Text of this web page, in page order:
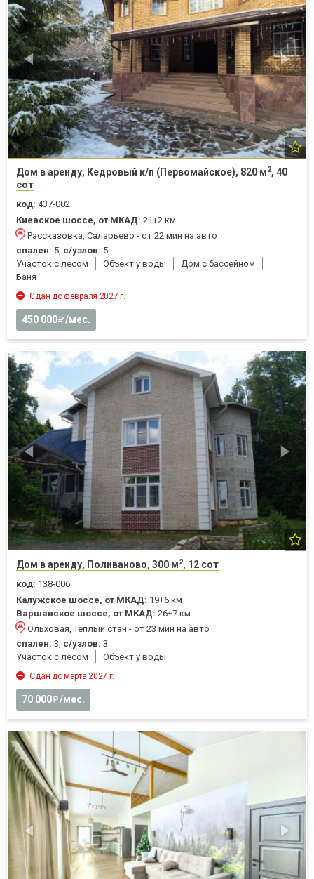
Дом в аренду, Кедровый к/п (Первомайское), 820 м2, 40
сот
код: 437-002
Киевское шоссе, от МКАД: 21+2 км
Рассказовка, Саларьево - от 22 мин на авто
спален: 5, с/узлов: 5
Участок с лесом
Объект у воды
Дом с бассейном
Баня
Сдан до февраля 2027 г.
450 000 /мес.
Дом в аренду, Поливаново, 300 м2, 12 сот
код: 138-006
Калужское шоссе, от МКАД: 19+6 км
Варшавское шоссе, от МКАД: 26+7 км
Ольховая, Теплый стан - от 23 мин на авто
спален: 3, с/узлов: 3
Участок с лесом
Объект у воды
Сдан до марта 2027 г.
70 000 /мес.